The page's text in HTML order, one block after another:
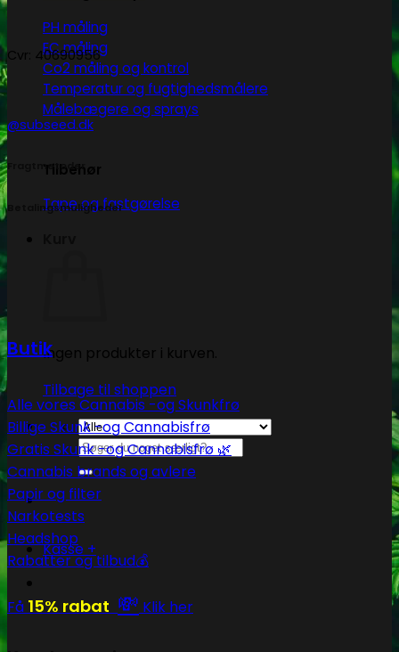
PH måling
EC måling
Co2 måling og kontrol
Temperatur og fugtighedsmålere
Målebægere og sprays
Tilbehør
Tape og fastgørelse
Ingen produkter i kurven.
Tilbage til shoppen
Søg
efter:
Kasse +
Cvr: 40690956
@subseed.dk
Fragtmetoder
Betalingsmuligheder
Butik
Alle vores Cannabis -og Skunkfrø
Billige Skunk -og Cannabisfrø
Gratis Skunk -og Cannabisfrø 🌿
Cannabis brands og avlere
Papir og filter
Narkotests
Headshop
Rabatter og tilbud💰
Få 15% rabat 💸 Klik her